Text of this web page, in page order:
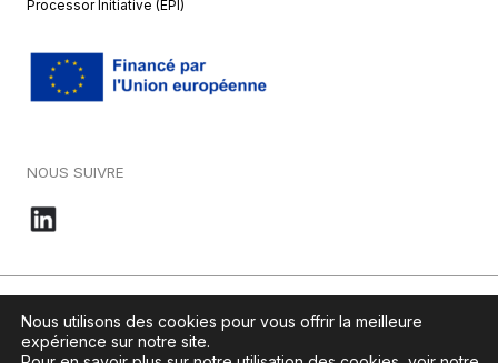
Processor Initiative (EPI)
NOUS SUIVRE
Ikoula.
Nous utilisons des cookies pour vous offrir la meilleure
expérience sur notre site.